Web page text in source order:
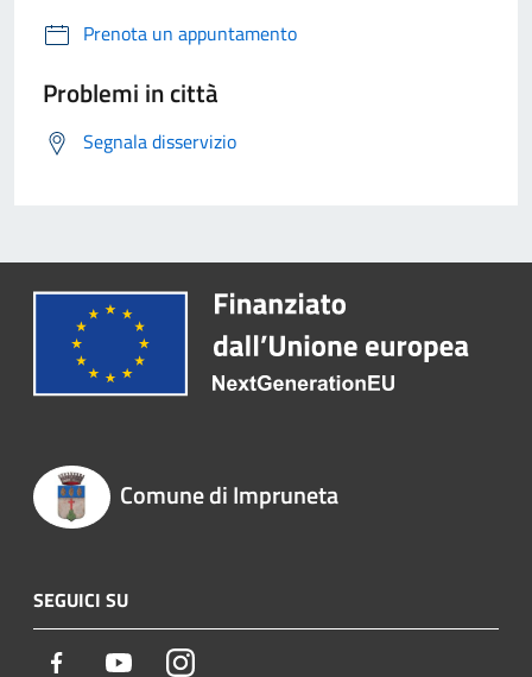
Prenota un appuntamento
Problemi in città
Segnala disservizio
Comune di Impruneta
SEGUICI SU
Facebook YoutubeInstagram